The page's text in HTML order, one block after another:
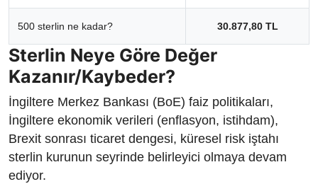
500 sterlin ne kadar? 30.877,80 TL
Sterlin Neye Göre Değer
Kazanır/Kaybeder?
İngiltere Merkez Bankası (BoE) faiz politikaları,
İngiltere ekonomik verileri (enflasyon, istihdam),
Brexit sonrası ticaret dengesi, küresel risk iştahı
sterlin kurunun seyrinde belirleyici olmaya devam
ediyor.